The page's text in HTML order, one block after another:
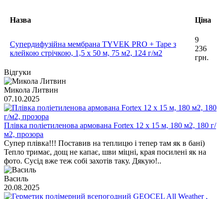
Назва Ціна
Супердифузійна мембрана TYVEK PRO + Tape з
клейкою стрічкою, 1,5 x 50 м, 75 м2, 124 г/м2
9
236
грн.
Відгуки
Микола Литвин
07.10.2025
Плівка поліетиленова армована Fortex 12 х 15 м, 180 м2, 180 г/
м2, прозора
Супер плівка!!! Поставив на теплицю і тепер там як в бані)
Тепло тримає, дощ не капає, шви міцні, края посилені як на
фото. Сусід вже теж собі захотів таку. Дякую!..
Василь
20.08.2025